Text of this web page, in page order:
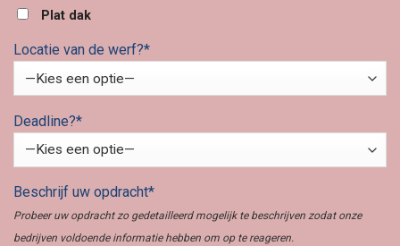
Plat dak
Locatie van de werf?*
Deadline?*
Beschrijf uw opdracht*
Probeer uw opdracht zo gedetailleerd mogelijk te beschrijven zodat onze
bedrijven voldoende informatie hebben om op te reageren.